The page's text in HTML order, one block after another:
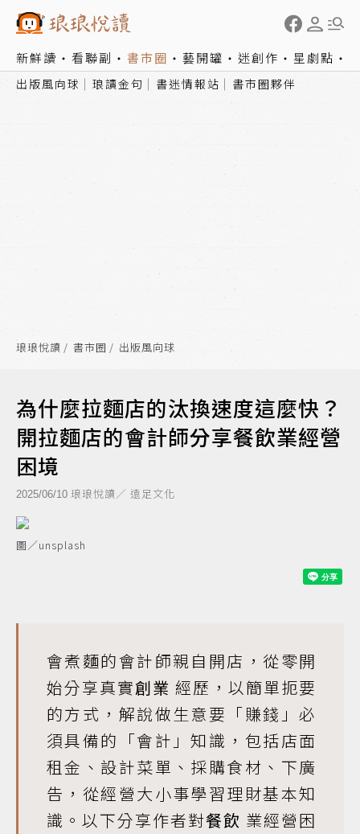
新鮮讀 看聯副 書市圈 藝開罐 迷創作 星劇點
出版風向球 琅讀金句 書迷情報站 書市圈夥伴
琅琅悅讀 書市圈 出版風向球
為什麼拉麵店的汰換速度這麼快？
開拉麵店的會計師分享餐飲業經營
困境
2025/06/10 琅琅悅讀／ 遠足文化
圖／unsplash
會煮麵的會計師親自開店，從零開
始分享真實創業 經歷，以簡單扼要
的方式，解說做生意要「賺錢」必
須具備的「會計」知識，包括店面
租金、設計菜單、採購食材、下廣
告，從經營大小事學習理財基本知
識。以下分享作者對餐飲 業經營困